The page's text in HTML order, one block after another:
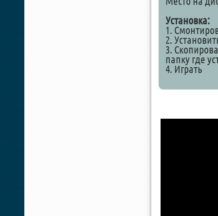
Установка:
1.
2.
3.
папку где
4. Играть